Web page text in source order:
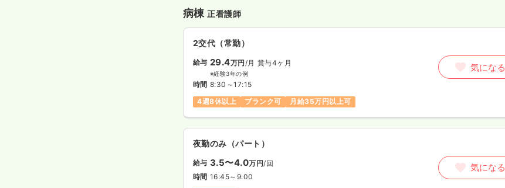
病棟正看護師
2交代（常勤）
給与 29.4万円/月 賞与4ヶ月
※経験3年の例
時間 8:30～17:15
4週8休以上
ブランク可 月給35万円以上可
気になる
夜勤のみ（パート）
給与 3.5〜4.0万円/回
時間 16:45～9:00
気になる